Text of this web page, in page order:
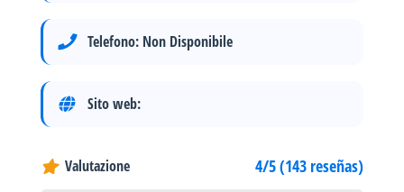
Telefono: Non Disponibile
Sito web:
Valutazione 4/5 (143 reseñas)